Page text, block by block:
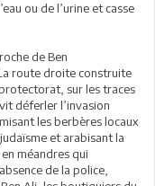
ou de l’urine et casse
de Ben
route droite construite
sur les traces
déferler l’invasion
les berbères locaux
et arabisant la
méandres qui
de la police,